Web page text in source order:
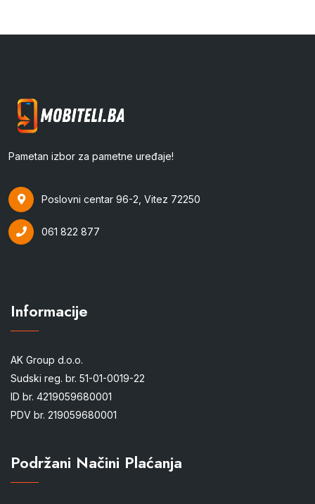
Pametan izbor za pametne uređaje!
Poslovni centar 96-2, Vitez 72250
061 822 877
Informacije
AK Group d.o.o.
Sudski reg. br. 51-01-0019-22
ID br. 4219059680001
PDV br. 219059680001
Podržani Načini Plaćanja